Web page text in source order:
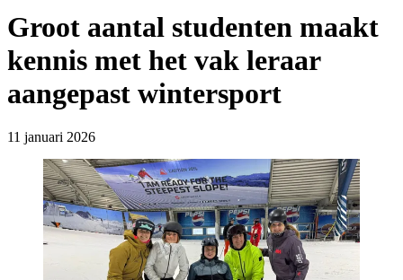
Groot aantal studenten maakt
kennis met het vak leraar
aangepast wintersport
11 januari 2026